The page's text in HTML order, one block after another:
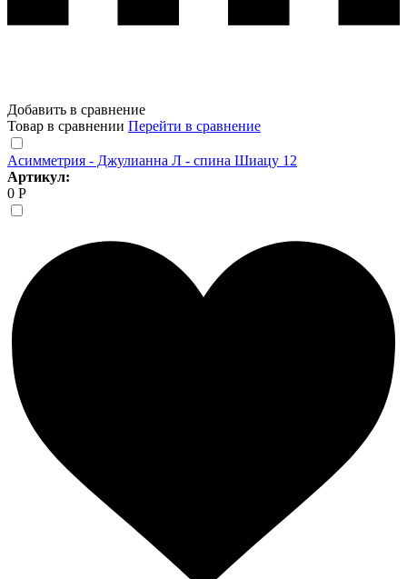
Добавить в сравнение
Товар в сравнении Перейти в сравнение
Асимметрия - Джулианна Л - спина Шиацу 12
Артикул:
0 Р